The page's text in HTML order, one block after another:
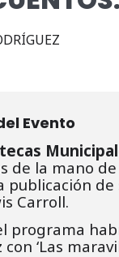
Evento
de la mano
publicación
Carroll.
programa
‘Las